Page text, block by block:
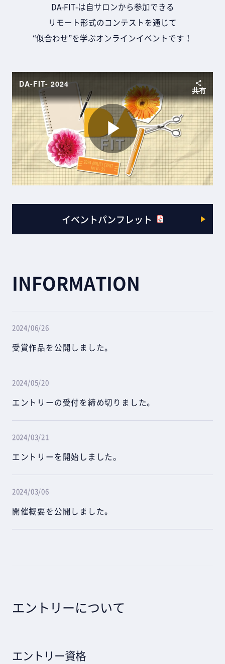
DA-FIT-は自サロンから参加できる
リモート形式のコンテストを通じて
“似合わせ”を学ぶオンラインイベントです！
DA-FIT- 2024
共有
Play
Video
イベントパンフレット
INFORMATION
2024/06/26
受賞作品を公開しました。
2024/05/20
エントリーの受付を締め切りました。
2024/03/21
エントリーを開始しました。
2024/03/06
開催概要を公開しました。
エントリーについて
エントリー資格